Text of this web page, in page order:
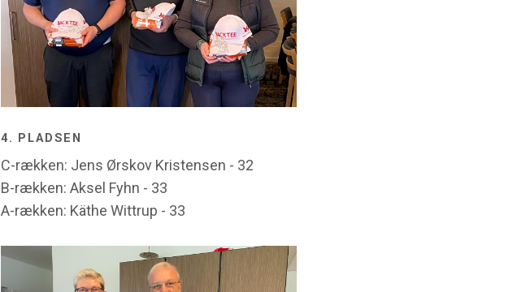
4. PLADSEN
C-rækken: Jens Ørskov Kristensen - 32
B-rækken: Aksel Fyhn - 33
A-rækken: Käthe Wittrup - 33